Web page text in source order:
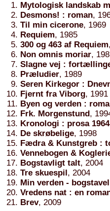
Mytologisk landskab
Desmons! : roman,
Til min cicerone, 1969
Requiem, 1985
300 og 463 af Requiem
Non omnis moriar,
Slagne vej :
Præludier, 1989
Seren Kirkegor :
Fjernt fra Viborg, 1991
Byen og verden :
Frk. Morgenstund,
Kronologi : prosa
De skrøbelige, 1998
Fædra & Kunstgreb :
Vennebogen &
Bogstavligt talt, 2004
Tre skuespil, 2004
Min verden -
Vredens nat : en
Brev, 2009